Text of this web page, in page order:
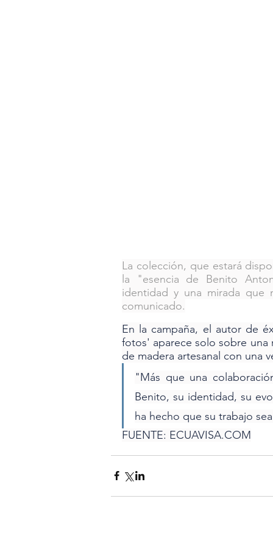
La colección, que estará
la "esencia de Benito
identidad y una mirada
comunicado.
En la campaña, el autor de
fotos' aparece solo sobre
de madera artesanal con una
"Más que una
Benito, su identidad, su
ha hecho que su trabajo
FUENTE: ECUAVISA.COM